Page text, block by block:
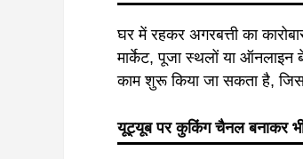
घर में रहकर अगरबत्ती का
मार्केट, पूजा स्थलों या ऑनलाइन
काम शुरू किया जा सकता है,
यूट्यूब पर कुकिंग चैनल बनाकर